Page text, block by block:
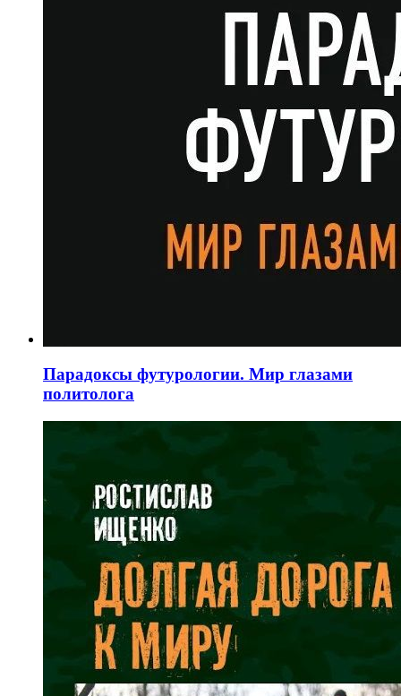
Парадоксы футурологии. Мир глазами
политолога